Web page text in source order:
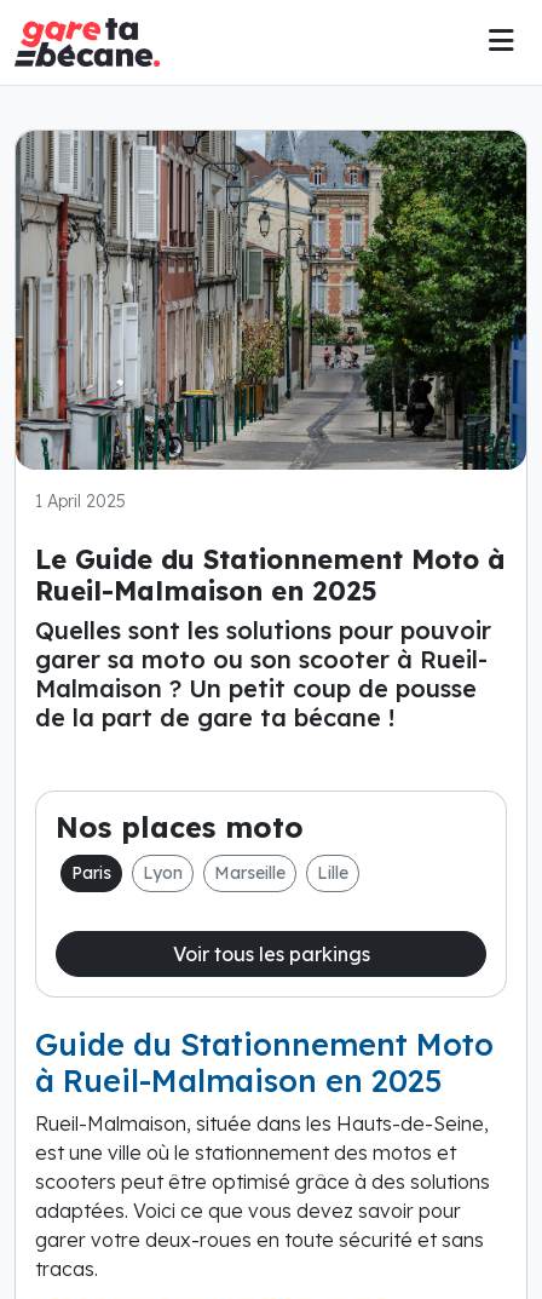
1 April 2025
Le Guide du Stationnement Moto à
Rueil-Malmaison en 2025
Quelles sont les solutions pour pouvoir
garer sa moto ou son scooter à Rueil-
Malmaison ? Un petit coup de pousse
de la part de gare ta bécane !
Nos places moto
Paris Lyon Marseille Lille
Voir tous les parkings
Guide du Stationnement Moto
à Rueil-Malmaison en 2025
Rueil-Malmaison, située dans les Hauts-de-Seine,
est une ville où le stationnement des motos et
scooters peut être optimisé grâce à des solutions
adaptées. Voici ce que vous devez savoir pour
garer votre deux-roues en toute sécurité et sans
tracas.